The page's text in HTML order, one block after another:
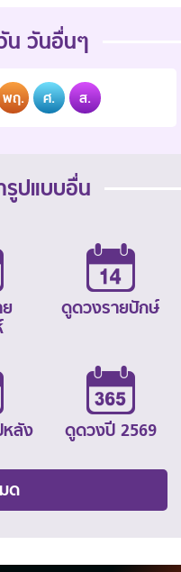
น วันอื่นๆ
พฤ. ศ. ส.
รูปแบบอื่น
ดูดวงรายปักษ์
หลัง
ดูดวงปี 2569
ด